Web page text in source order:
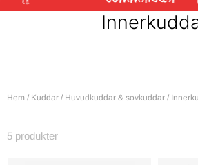
Hem / Kuddar / Huvudkuddar & sovkuddar /
5 produkter